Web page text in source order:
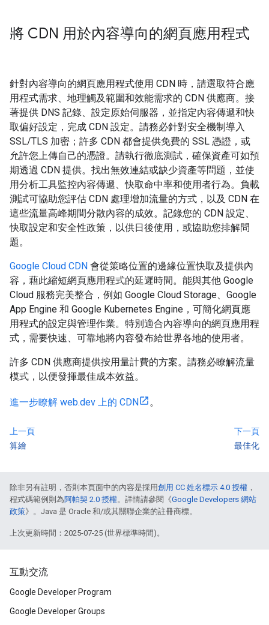
將 CDN 用於內容導向的網頁應用程式
針對內容導向的網頁應用程式使用 CDN 時，請選取符合應
用程式需求、地理觸及範圍和效能需求的 CDN 供應商。接
著提供 DNS 記錄、設定原始伺服器，並指定內容傳遞和快
取偏好設定，完成 CDN 設定。請務必針對安全機制導入
SSL/TLS 加密；許多 CDN 都會提供免費的 SSL 憑證，或
允許您上傳自己的憑證。請執行徹底測試，確保資產可如預
期透過 CDN 提供。找出無效連結或缺少資產等問題，並使
用分析工具監控內容傳遞、快取命中率和使用者行為。負載
測試可協助您評估 CDN 處理增加流量的方式，以及 CDN 在
這些流量高峰期間分散內容的成效。記錄您的 CDN 設定、
快取設定和安全性政策，以供日後使用，或協助您排解問
題。
Google Cloud CDN 會從策略位置的邊緣位置快取及提供內
容，藉此縮短網頁應用程式的延遲時間。能與其他 Google
Cloud 服務完美整合，例如 Google Cloud Storage、Google
App Engine 和 Google Kubernetes Engine，可簡化網頁應
用程式的設定與管理作業。特別適合內容導向的網頁應用程
式，需要快速、可靠地將內容發布給世界各地的使用者。
許多 CDN 供應商提供按用量計費的方案。請務必瞭解流量
模式，以便發揮最佳成本效益。
進一步瞭解 web.dev 上的 CDN 。
上一頁
算繪
下一頁
最佳化
除非另有註明，否則本頁面中的內容是採用創用 CC 姓名標示 4.0 授權 ，
程式碼範例則為阿帕契 2.0 授權。詳情請參閱《Google Developers 網站
政策》。Java 是 Oracle 和/或其關聯企業的註冊商標。
上次更新時間：2025-07-25 (世界標準時間)。
互動交流
Google Developer Program
Google Developer Groups